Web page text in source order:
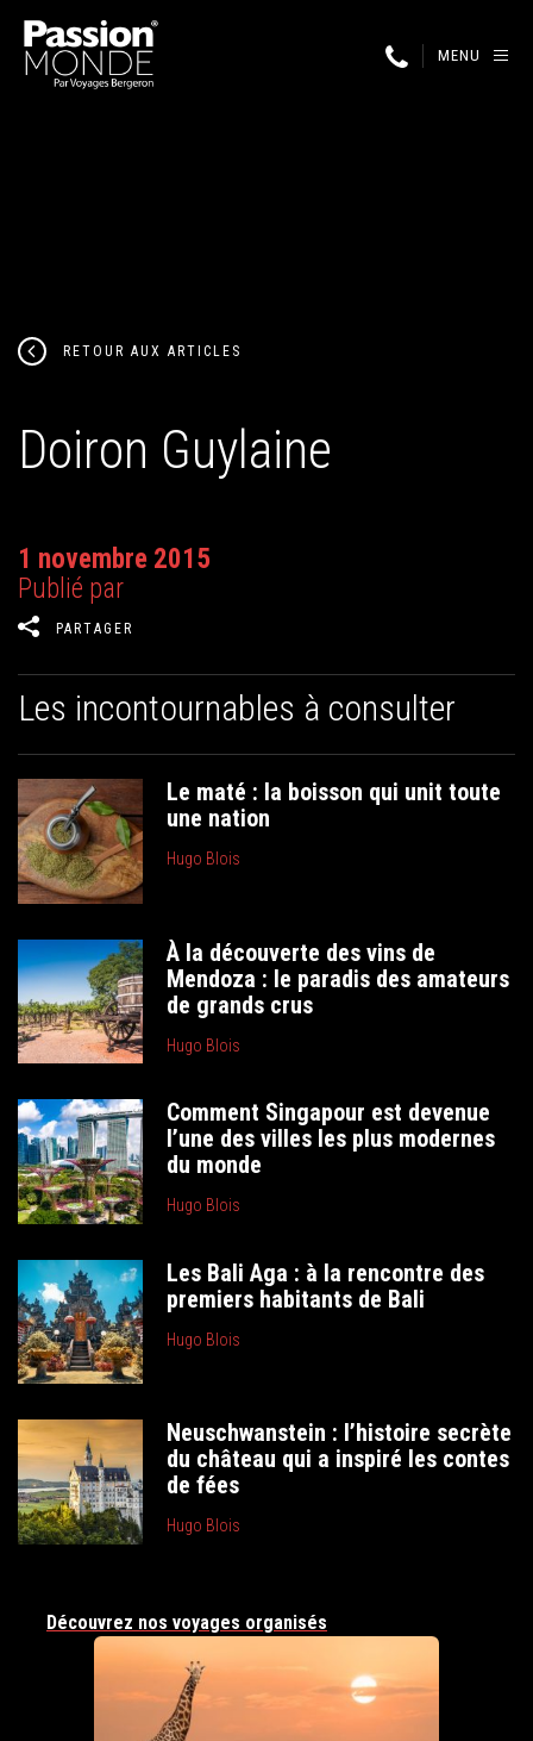
MENU
RETOUR AUX ARTICLES
Doiron Guylaine
1 novembre 2015
Publié par
PARTAGER
Les incontournables à consulter
Le maté : la boisson qui unit toute
une nation
Hugo Blois
À la découverte des vins de
Mendoza : le paradis des amateurs
de grands crus
Hugo Blois
Comment Singapour est devenue
l’une des villes les plus modernes
du monde
Hugo Blois
Les Bali Aga : à la rencontre des
premiers habitants de Bali
Hugo Blois
Neuschwanstein : l’histoire secrète
du château qui a inspiré les contes
de fées
Hugo Blois
Découvrez nos voyages organisés